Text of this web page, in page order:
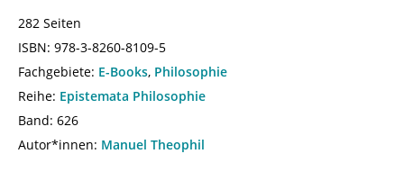
282 Seiten
ISBN: 978-3-8260-8109-5
Fachgebiete: E-Books, Philosophie
Reihe: Epistemata Philosophie
Band: 626
Autor*innen: Manuel Theophil